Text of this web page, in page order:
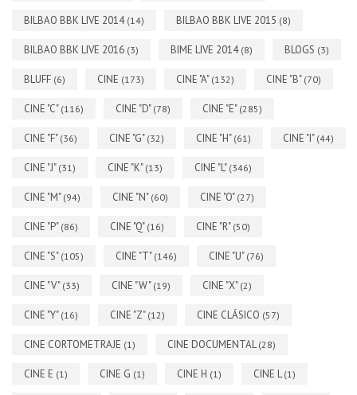
BILBAO BBK LIVE 2014 (14) BILBAO BBK LIVE 2015 (8)
BILBAO BBK LIVE 2016 (3) BIME LIVE 2014 (8) BLOGS (3)
BLUFF (6) CINE (173) CINE "A" (132) CINE "B" (70)
CINE "C" (116) CINE "D" (78) CINE "E" (285)
CINE "F" (36) CINE "G" (32) CINE "H" (61) CINE "I" (44)
CINE "J" (31) CINE "K" (13) CINE "L" (346)
CINE "M" (94) CINE "N" (60) CINE "O" (27)
CINE "P" (86) CINE "Q" (16) CINE "R" (50)
CINE "S" (105) CINE "T" (146) CINE "U" (76)
CINE "V" (33) CINE "W" (19) CINE "X" (2)
CINE "Y" (16) CINE "Z" (12) CINE CLÁSICO (57)
CINE CORTOMETRAJE (1) CINE DOCUMENTAL(28)
CINE E (1) CINE G (1) CINE H (1) CINE L(1)